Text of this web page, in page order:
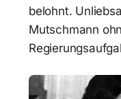
belohnt.
Mutschmann